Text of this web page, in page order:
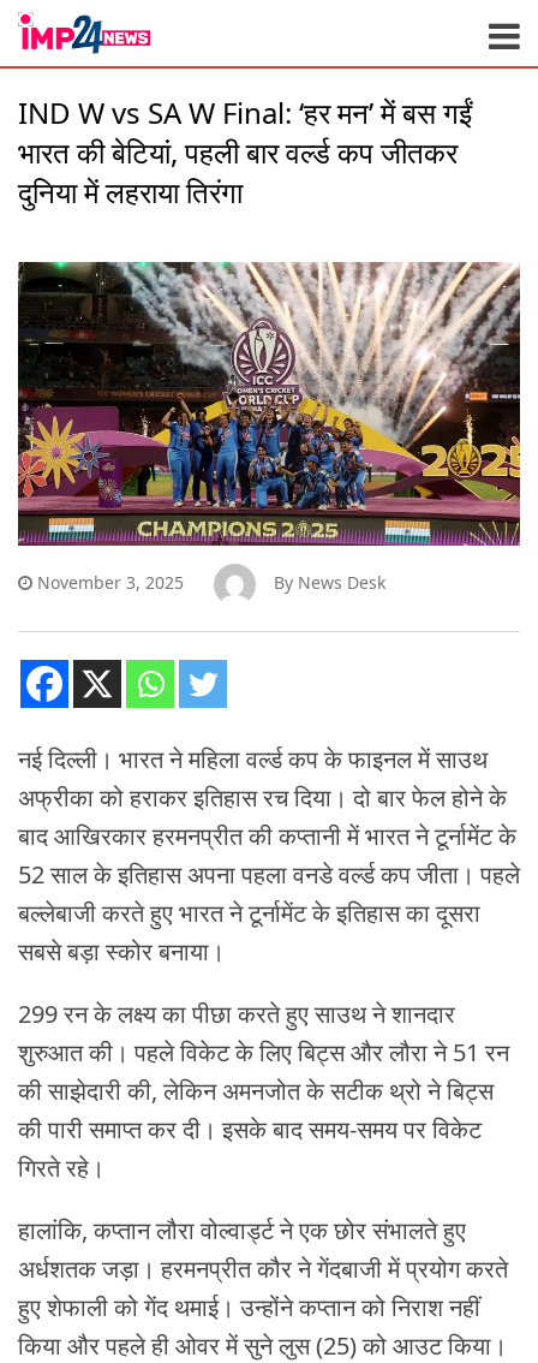
Skip
content
IND W vs SA W Final: ‘हर मन’ में बस गईं
भारत की बेटियां, पहली बार वर्ल्‍ड कप जीतकर
दुनिया में लहराया तिरंगा
November 3, 2025 By News Desk
नई दिल्ली। भारत ने महिला वर्ल्ड कप के फाइनल में साउथ
अफ्रीका को हराकर इतिहास रच दिया। दो बार फेल होने के
बाद आखिरकार हरमनप्रीत की कप्तानी में भारत ने टूर्नामेंट के
52 साल के इतिहास अपना पहला वनडे वर्ल्ड कप जीता। पहले
बल्लेबाजी करते हुए भारत ने टूर्नामेंट के इतिहास का दूसरा
सबसे बड़ा स्कोर बनाया।
299 रन के लक्ष्य का पीछा करते हुए साउथ ने शानदार
शुरुआत की। पहले विकेट के लिए बिट्स और लौरा ने 51 रन
की साझेदारी की, लेकिन अमनजोत के सटीक थ्रो ने बिट्स
की पारी समाप्त कर दी। इसके बाद समय-समय पर विकेट
गिरते रहे।
हालांकि, कप्तान लौरा वोल्वार्ड्ट ने एक छोर संभालते हुए
अर्धशतक जड़ा। हरमनप्रीत कौर ने गेंदबाजी में प्रयोग करते
हुए शेफाली को गेंद थमाई। उन्होंने कप्तान को निराश नहीं
किया और पहले ही ओवर में सुने लुस (25) को आउट किया।